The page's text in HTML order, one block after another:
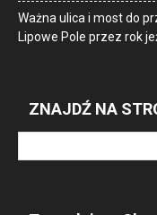
Ważna ulica i most do
Lipowe Pole przez rok
ZNAJDŹ NA